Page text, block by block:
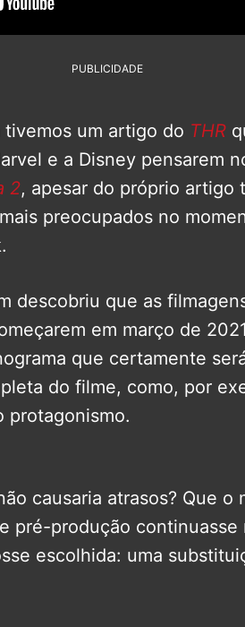
PUBLICIDADE
tivemos um artigo do THR
e a Disney pensarem
2, apesar do próprio artigo
preocupados no
descobriu que as
em março de
que certamente
do filme, como, por
protagonismo.
causaria atrasos? Que o
pré-produção continuasse
escolhida: uma